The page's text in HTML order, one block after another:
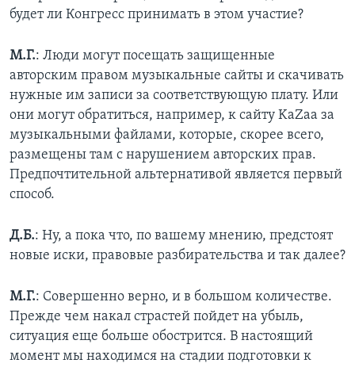
будет ли Конгресс принимать в этом участие?
М.Г.: Люди могут посещать защищенные
авторским правом музыкальные сайты и скачивать
нужные им записи за соответствующую плату. Или
они могут обратиться, например, к сайту KaZaa за
музыкальными файлами, которые, скорее всего,
размещены там с нарушением авторских прав.
Предпочтительной альтернативой является первый
способ.
Д.Б.: Ну, а пока что, по вашему мнению, предстоят
новые иски, правовые разбирательства и так далее?
М.Г.: Совершенно верно, и в большом количестве.
Прежде чем накал страстей пойдет на убыль,
ситуация еще больше обострится. В настоящий
момент мы находимся на стадии подготовки к